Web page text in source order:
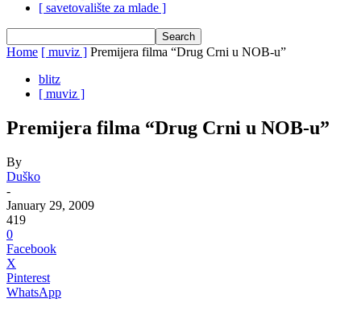
[ savetovalište za mlade ]
Home [ muviz ] Premijera filma “Drug Crni u NOB-u”
blitz
[ muviz ]
Premijera filma “Drug Crni u NOB-u”
By
Duško
-
January 29, 2009
419
0
Facebook
X
Pinterest
WhatsApp